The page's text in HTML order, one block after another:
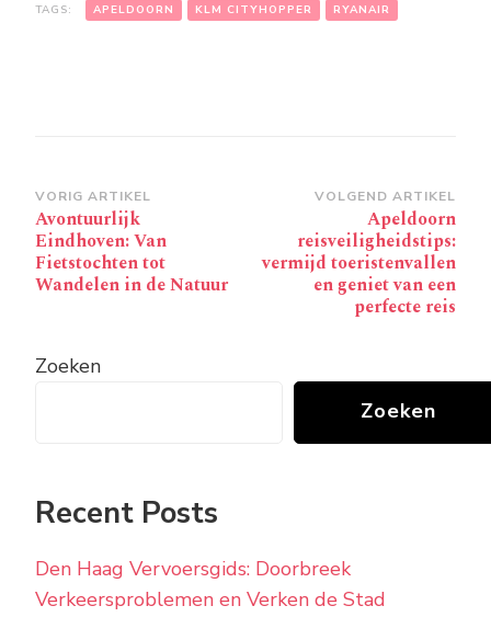
TAGS: APELDOORN KLM CITYHOPPER RYANAIR
Bericht
navigatie
VORIG ARTIKEL
Avontuurlijk
Eindhoven: Van
Fietstochten tot
Wandelen in de Natuur
VOLGEND ARTIKEL
Apeldoorn
reisveiligheidstips:
vermijd toeristenvallen
en geniet van een
perfecte reis
Zoeken
Zoeken
Recent Posts
Den Haag Vervoersgids: Doorbreek
Verkeersproblemen en Verken de Stad